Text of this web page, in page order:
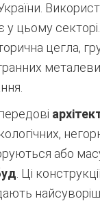
у цьому
цегла,
або
. Ці